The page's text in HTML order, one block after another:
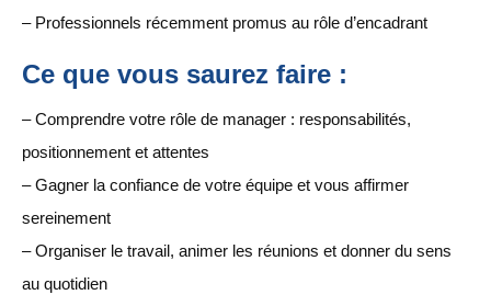
– Professionnels récemment promus au rôle d’encadrant
Ce que vous saurez faire :
– Comprendre votre rôle de manager : responsabilités,
positionnement et attentes
– Gagner la confiance de votre équipe et vous affirmer
sereinement
– Organiser le travail, animer les réunions et donner du sens
au quotidien